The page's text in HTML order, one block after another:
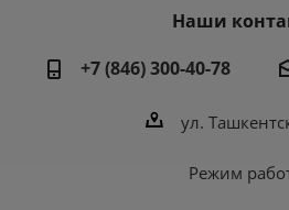
Наши
+7 (846) 300-40-78
ул.
Режим